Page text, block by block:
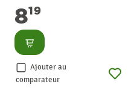
819
Consulter
Ajouter au
comparateur